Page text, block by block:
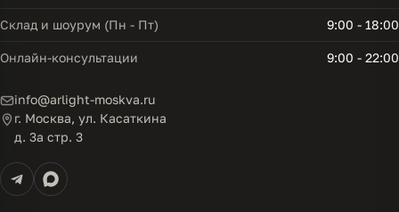
Склад и шоурум (Пн - Пт) 9:00 - 18:00
Онлайн-консультации 9:00 - 22:00
info@arlight-moskva.ru
г. Москва, ул. Касаткина
д. 3а стр. 3